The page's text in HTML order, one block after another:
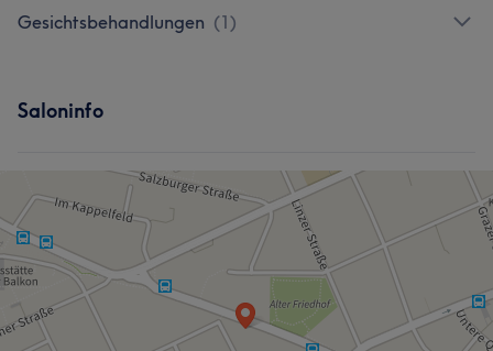
Gesichtsbehandlungen (1)
Saloninfo